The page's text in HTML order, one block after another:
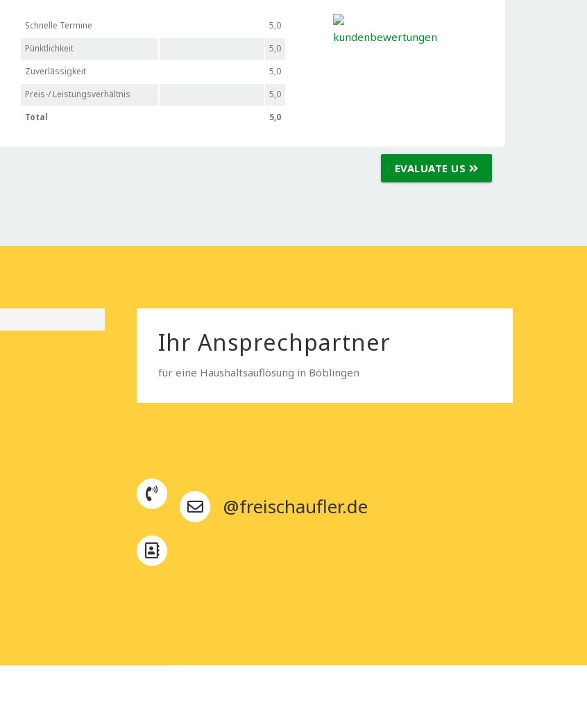
Schnelle Termine
5,0
Pünktlichkeit
5,0
Zuverlässigkeit
5,0
Preis-/ Leistungsverhältnis
5,0
Total
5,0
EVALUATE US
Ihr Ansprechpartner
für eine Haushaltsauflösung in Böblingen
@freischaufler.de